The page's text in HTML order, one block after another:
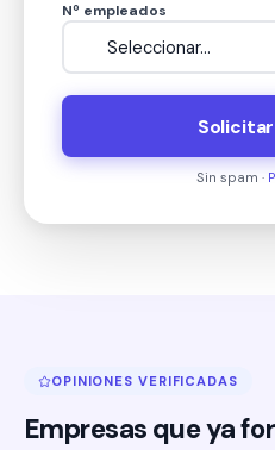
Nº empleados
Sin spam ·
OPINIONES VERIFICADAS
Empresas que ya